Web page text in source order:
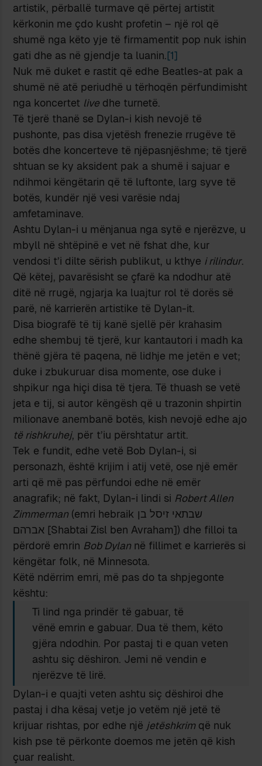
artistik, përballë turmave që përtej artistit
kërkonin me çdo kusht profetin – një rol që
shumë nga këto yje të firmamentit pop nuk ishin
gati dhe as në gjendje ta luanin.[1]
Nuk më duket e rastit që edhe Beatles-at pak a
shumë në atë periudhë u tërhoqën përfundimisht
nga koncertet live dhe turnetë.
Të tjerë thanë se Dylan-i kish nevojë të
pushonte, pas disa vjetësh frenezie rrugëve të
botës dhe koncerteve të njëpasnjëshme; të tjerë
shtuan se ky aksident pak a shumë i sajuar e
ndihmoi këngëtarin që të luftonte, larg syve të
botës, kundër një vesi varësie ndaj
amfetaminave.
Ashtu Dylan-i u mënjanua nga sytë e njerëzve, u
mbyll në shtëpinë e vet në fshat dhe, kur
vendosi t’i dilte sërish publikut, u kthye i rilindur.
Që këtej, pavarësisht se çfarë ka ndodhur atë
ditë në rrugë, ngjarja ka luajtur rol të dorës së
parë, në karrierën artistike të Dylan-it.
Disa biografë të tij kanë sjellë për krahasim
edhe shembuj të tjerë, kur kantautori i madh ka
thënë gjëra të paqena, në lidhje me jetën e vet;
duke i zbukuruar disa momente, ose duke i
shpikur nga hiçi disa të tjera. Të thuash se vetë
jeta e tij, si autor këngësh që u trazonin shpirtin
milionave anembanë botës, kish nevojë edhe ajo
të rishkruhej, për t’iu përshtatur artit.
Tek e fundit, edhe vetë Bob Dylan-i, si
personazh, është krijim i atij vetë, ose një emër
arti që më pas përfundoi edhe në emër
anagrafik; në fakt, Dylan-i lindi si Robert Allen
Zimmerman (emri hebraik שבתאי זיסל בן
אברהם [Shabtai Zisl ben Avraham]) dhe filloi ta
përdorë emrin Bob Dylan në fillimet e karrierës si
këngëtar folk, në Minnesota.
Këtë ndërrim emri, më pas do ta shpjegonte
kështu:
Ti lind nga prindër të gabuar, të
vënë emrin e gabuar. Dua të them, këto
gjëra ndodhin. Por pastaj ti e quan veten
ashtu siç dëshiron. Jemi në vendin e
njerëzve të lirë.
Dylan-i e quajti veten ashtu siç dëshiroi dhe
pastaj i dha kësaj vetje jo vetëm një jetë të
krijuar rishtas, por edhe një jetëshkrimqë nuk
kish pse të përkonte doemos me jetën që kish
çuar realisht.